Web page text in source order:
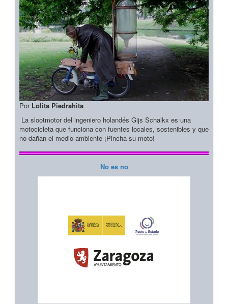
Por Lolita Piedrahita
La slootmotor del ingeniero holandés Gijs Schalkx es una
motocicleta que funciona con fuentes locales, sostenibles y que
no dañan el medio ambiente ¡Pincha su moto!
No es no